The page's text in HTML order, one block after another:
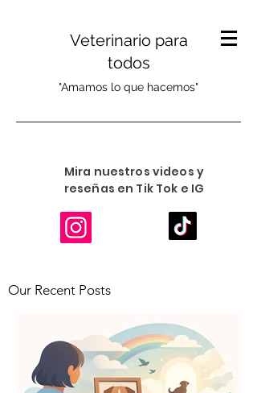
Veterinario para
todos
"Amamos lo que hacemos"
Mira nuestros videos y
reseñas en Tik Tok e IG
Our Recent Posts